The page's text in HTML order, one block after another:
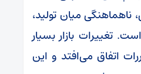
میان تولید،
تغییرات بازار بسیار
اتفاق می‌افتد و این